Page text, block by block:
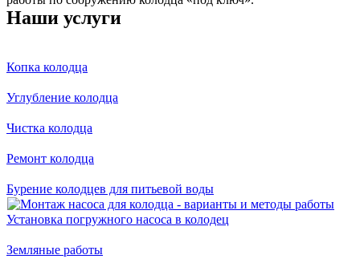
Наши услуги
Копка колодца
Углубление колодца
Чистка колодца
Ремонт колодца
Бурение колодцев для питьевой воды
Установка погружного насоса в колодец
Земляные работы